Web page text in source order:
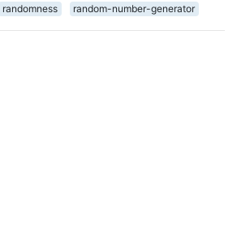
randomness random-number-generator